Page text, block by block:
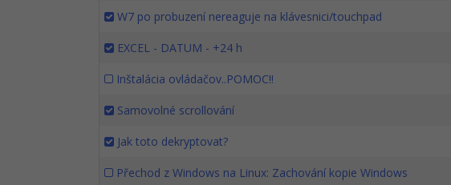
W7 po probuzení nereaguje na klávesnici/touchpad
EXCEL - DATUM - +24 h
Inštalácia ovládačov..POMOC!!
Samovolné scrollování
Jak toto dekryptovat?
Přechod z Windows na Linux: Zachování kopie Windows